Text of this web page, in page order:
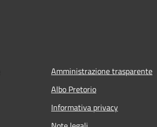
Amministrazione trasparente
Albo Pretorio
Informativa privacy